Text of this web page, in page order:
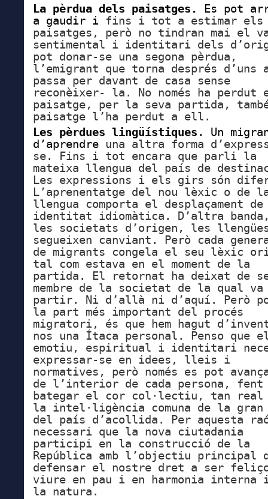
La pèrdua dels paisatges.
Es pot
a gaudir i fins i tot a estimar els
paisatges, però no tindran mai el
sentimental i identitari dels
pot donar-se una segona pèrdua,
l’emigrant que torna després d’uns
passa per davant de casa sense
reconèixer- la. No només ha perdut
paisatge, per la seva partida,
paisatge l’ha perdut a ell.
Les pèrdues lingüístiques . Un
d’aprendre una altra forma
se. Fins i tot encara que parli la
mateixa llengua del país de
Les expressions i els girs són
L’aprenentatge del nou lèxic o de
llengua comporta el desplaçament
identitat idiomàtica. D’altra
les societats d’origen, les
segueixen canviant. Però cada
de migrants congela el seu lèxic
tal com estava en el moment de la
partida. El retornat ha deixat de
membre de la societat de la qual va
partir. Ni d’allà ni d’aquí.
Però
la part més important del procés
migratori, és que hem hagut
nos una Ítaca personal. Penso que
emotiu, espiritual i identitari
expressar-se en idees, lleis i
normatives, però només es pot
de l’interior de cada persona, fent
bategar el cor col·lectiu, tan real
la intel·ligència comuna de la
del país d’acollida. Per aquesta
necessari que la nova ciutadania
participi en la construcció de la
República amb l’objectiu principal
defensar el nostre dret a ser
viure en pau i en harmonia interna i
la natura.